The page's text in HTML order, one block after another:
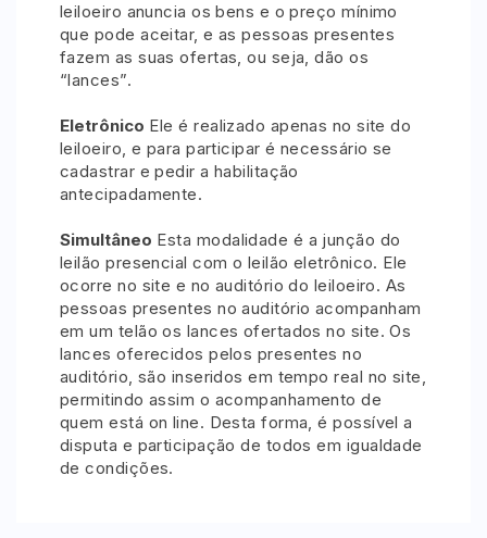
Pesquisar
leiloeiro anuncia os bens e o preço mínimo
que pode aceitar, e as pessoas presentes
fazem as suas ofertas, ou seja, dão os
“lances”.
Eletrônico Ele é realizado apenas no site do
leiloeiro, e para participar é necessário se
cadastrar e pedir a habilitação
antecipadamente.
Simultâneo Esta modalidade é a junção do
leilão presencial com o leilão eletrônico. Ele
ocorre no site e no auditório do leiloeiro. As
pessoas presentes no auditório acompanham
em um telão os lances ofertados no site. Os
lances oferecidos pelos presentes no
auditório, são inseridos em tempo real no site,
permitindo assim o acompanhamento de
quem está on line. Desta forma, é possível a
disputa e participação de todos em igualdade
de condições.